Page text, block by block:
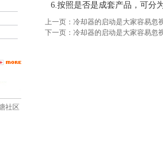
社区
6.按照是否是成套产品，可分
上一页：冷却器的启动是大家容易忽
下一页：冷却器的启动是大家容易忽